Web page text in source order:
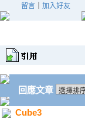
留言｜ 加入好友
回應文章
Cube3